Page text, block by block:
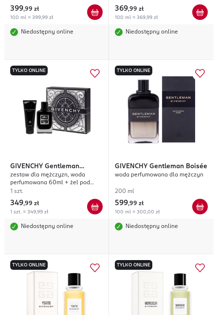
399,99 zł
100 ml = 399,99 zł
Niedostępny online
369,99 zł
100 ml = 369,99 zł
Niedostępny online
TYLKO ONLINE
GIVENCHY Gentleman
Society
zestaw dla mężczyzn, woda
perfumowana 60ml + żel pod
prysznic 75ml
1 szt.
349,99 zł
1 szt. = 349,99 zł
Niedostępny online
TYLKO ONLINE
GIVENCHY Gentleman Boisée
woda perfumowana dla mężczyn
200 ml
599,99 zł
100 ml = 300,00 zł
Niedostępny online
TYLKO ONLINE TYLKO ONLINE